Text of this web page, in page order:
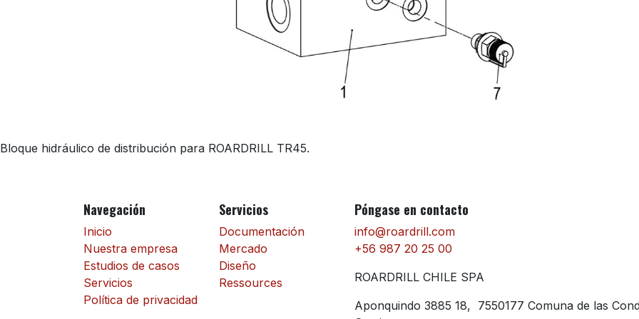
Bloque hidráulico de distribución para ROARDRILL TR45.
Navegación
Inicio
Nuestra empresa
Estudios de casos
Servicios
Política de privacidad
Servicios
Documentación
Mercado
Diseño
Ressources
Póngase en contacto
info@roardrill.com
+56 987 20 25 00
ROARDRILL CHILE SPA
Aponquindo 3885 18, 7550177 Comuna de las